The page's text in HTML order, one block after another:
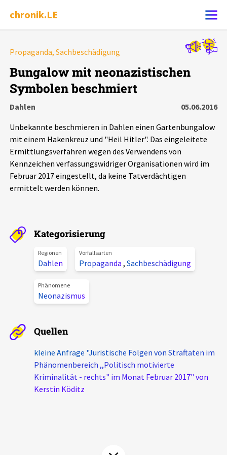
chronik.LE
Ereignis melden
Chronik
Leipziger Zustände
Schlaglichter
Aktuelles
Alle Beiträge
Veranstaltungen
Pressemitteilungen
Podcasts
Über uns
Projektbeschreibung
Unterstützer_innen
chronik.LE in der Presse
Propaganda, Sachbeschädigung
Bungalow mit neonazistischen
Symbolen beschmiert
Dahlen
05.06.2016
Unbekannte beschmieren in Dahlen einen Gartenbungalow
mit einem Hakenkreuz und "Heil Hitler". Das eingeleitete
Ermittlungsverfahren wegen des Verwendens von
Kennzeichen verfassungswidriger Organisationen wird im
Februar 2017 eingestellt, da keine Tatverdächtigen
ermittelt werden können.
Kategorisierung
Regionen
Dahlen
Vorfallsarten
Propaganda , Sachbeschädigung
Phänomene
Neonazismus
Quellen
kleine Anfrage "Juristische Folgen von Straftaten im
Phänomenbereich ,,Politisch motivierte
Kriminalität - rechts" im Monat Februar 2017" von
Kerstin Köditz
Alle Ereignisse
Ereignisse
Ereignisse Statistik